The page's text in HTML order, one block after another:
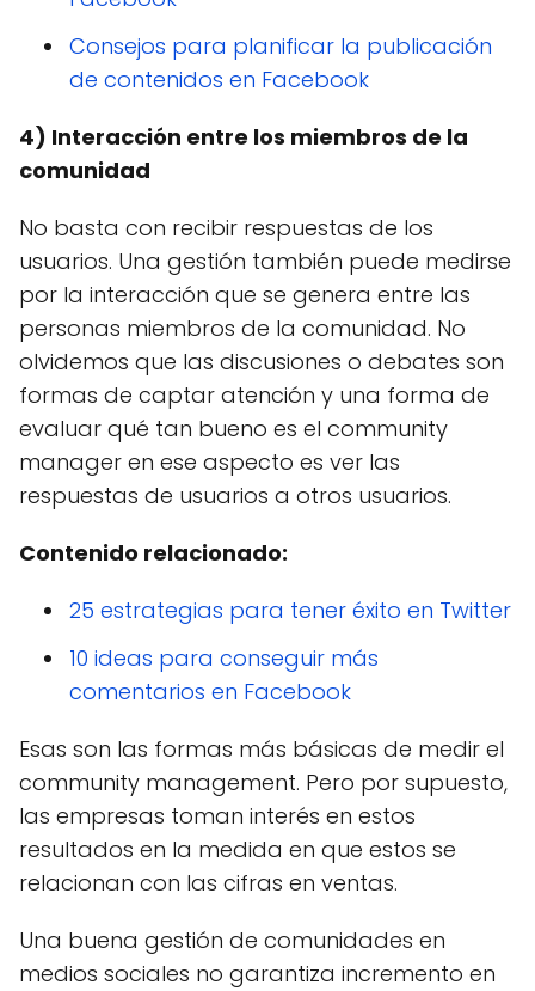
Consejos para planificar la publicación
de contenidos en Facebook
4) Interacción entre los miembros de la
comunidad
No basta con recibir respuestas de los
usuarios. Una gestión también puede medirse
por la interacción que se genera entre las
personas miembros de la comunidad. No
olvidemos que las discusiones o debates son
formas de captar atención y una forma de
evaluar qué tan bueno es el community
manager en ese aspecto es ver las
respuestas de usuarios a otros usuarios.
Contenido relacionado:
25 estrategias para tener éxito en Twitter
10 ideas para conseguir más
comentarios en Facebook
Esas son las formas más básicas de medir el
community management. Pero por supuesto,
las empresas toman interés en estos
resultados en la medida en que estos se
relacionan con las cifras en ventas.
Una buena gestión de comunidades en
medios sociales no garantiza incremento en